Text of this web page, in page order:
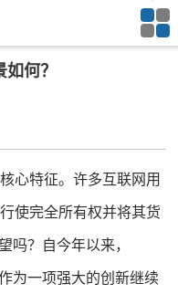
何？
心特征。许多互联网用
使完全所有权并将其货
吗？ 自今年以来，
为一项强大的创新继续